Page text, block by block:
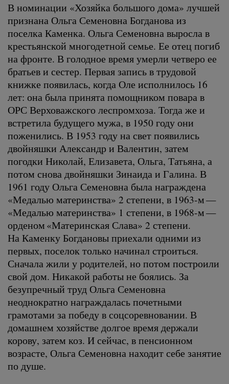
В номинации «Хозяйка большого дома» лучшей
признана Ольга Семеновна Богданова из
поселка Каменка. Ольга Семеновна выросла в
крестьянской многодетной семье. Ее отец погиб
на фронте. В голодное время умерли четверо ее
братьев и сестер. Первая запись в трудовой
книжке появилась, когда Оле исполнилось 16
лет: она была принята помощником повара в
ОРС Верховажского леспромхоза. Тогда же и
встретила будущего мужа, в 1950 году они
поженились. В 1953 году на свет появились
двойняшки Александр и Валентин, затем
погодки Николай, Елизавета, Ольга, Татьяна, а
потом снова двойняшки Зинаида и Галина. В
1961 году Ольга Семеновна была награждена
«Медалью материнства» 2 степени, в 1963-м —
«Медалью материнства» 1 степени, в 1968-м —
орденом «Материнская Слава» 2 степени.
На Каменку Богдановы приехали одними из
первых, поселок только начинал строиться.
Сначала жили у родителей, но потом построили
свой дом. Никакой работы не боялись. За
безупречный труд Ольга Семеновна
неоднократно награждалась почетными
грамотами за победу в соцсоревновании. В
домашнем хозяйстве долгое время держали
корову, затем коз. И сейчас, в пенсионном
возрасте, Ольга Семеновна находит себе занятие
по душе.